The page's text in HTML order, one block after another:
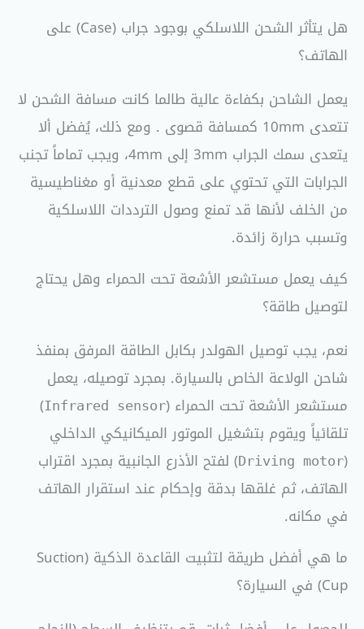
هل يتأثر الشحن اللاسلكي بوجود جراب (Case) على
الهاتف؟
يعمل الشاحن بكفاءة عالية طالما كانت مسافة الشحن لا
تتعدى 10mm كمسافة قصوى .
ومع ذلك، يُفضل ألا
يتعدى سمك الجراب 3mm إلى 4mm، ويجب تماماً تجنب
الجرابات التي تحتوي على قطع معدنية أو مغناطيسية
من الخلف لأنها قد تمنع وصول الترددات اللاسلكية
وتسبب حرارة زائدة.
كيف يعمل مستشعر الأشعة تحت الحمراء وهل يحتاج
لتوصيل طاقة؟
نعم، يجب توصيل الهولدر بكابل الطاقة المرفق بمنفذ
شاحن الولاعة الخاص بالسيارة. بمجرد توصيله، يعمل
مستشعر الأشعة تحت الحمراء (Infrared sensor
)
تلقائياً ويقوم بتشغيل الموتور الميكانيكي الداخلي
(
Driving motor) لفتح الأذرع الجانبية بمجرد اقتراب
الهاتف، ثم غلقها بدقة وإحكام عند استقرار الهاتف
في مكانه.
ما هي أفضل طريقة لتثبيت القاعدة الذكية (Suction
Cup) في السيارة؟